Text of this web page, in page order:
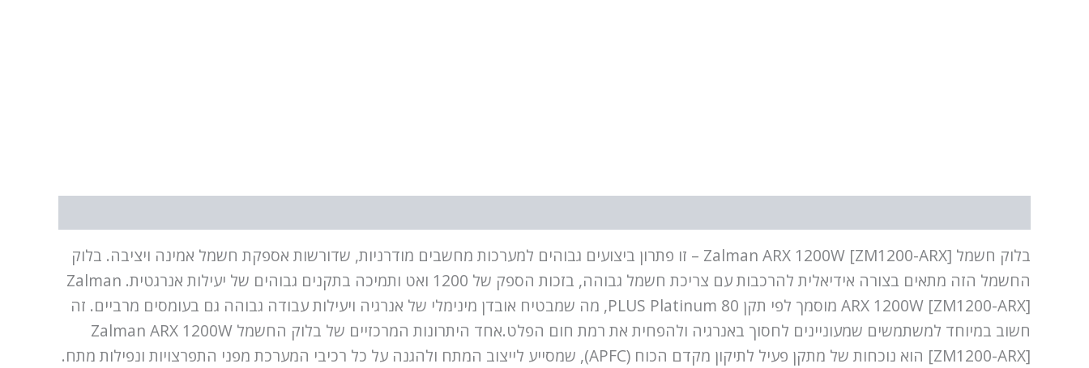
בלוק חשמל Zalman ARX 1200W [ZM1200-ARX] – זו פתרון ביצועים גבוהים למערכות מחשבים מודרניות, שדורשות אספקת חשמל אמינה ויציבה. בלוק
החשמל הזה מתאים בצורה אידיאלית להרכבות עם צריכת חשמל גבוהה, בזכות הספק של 1200 ואט ותמיכה בתקנים גבוהים של יעילות אנרגטית. Zalman
ARX 1200W [ZM1200-ARX] מוסמך לפי תקן 80 PLUS Platinum, מה שמבטיח אובדן מינימלי של אנרגיה ויעילות עבודה גבוהה גם בעומסים מרביים. זה
חשוב במיוחד למשתמשים שמעוניינים לחסוך באנרגיה ולהפחית את רמת חום הפלט.אחד היתרונות המרכזיים של בלוק החשמל Zalman ARX 1200W
[ZM1200-ARX] הוא נוכחות של מתקן פעיל לתיקון מקדם הכוח (APFC), שמסייע לייצוב המתח ולהגנה על כל רכיבי המערכת מפני התפרצויות ונפילות מתח.